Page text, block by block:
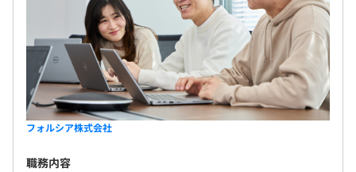
フォルシア株式会社
職務内容